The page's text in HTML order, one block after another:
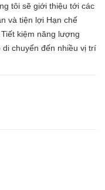
tôi sẽ giới thiệu tới các
và tiện lợi Hạn chế
kiệm năng lượng
chuyển đến nhiều vị trí